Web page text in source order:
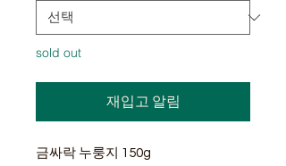
sold out
재입고 알림
금싸락 누룽지 150g